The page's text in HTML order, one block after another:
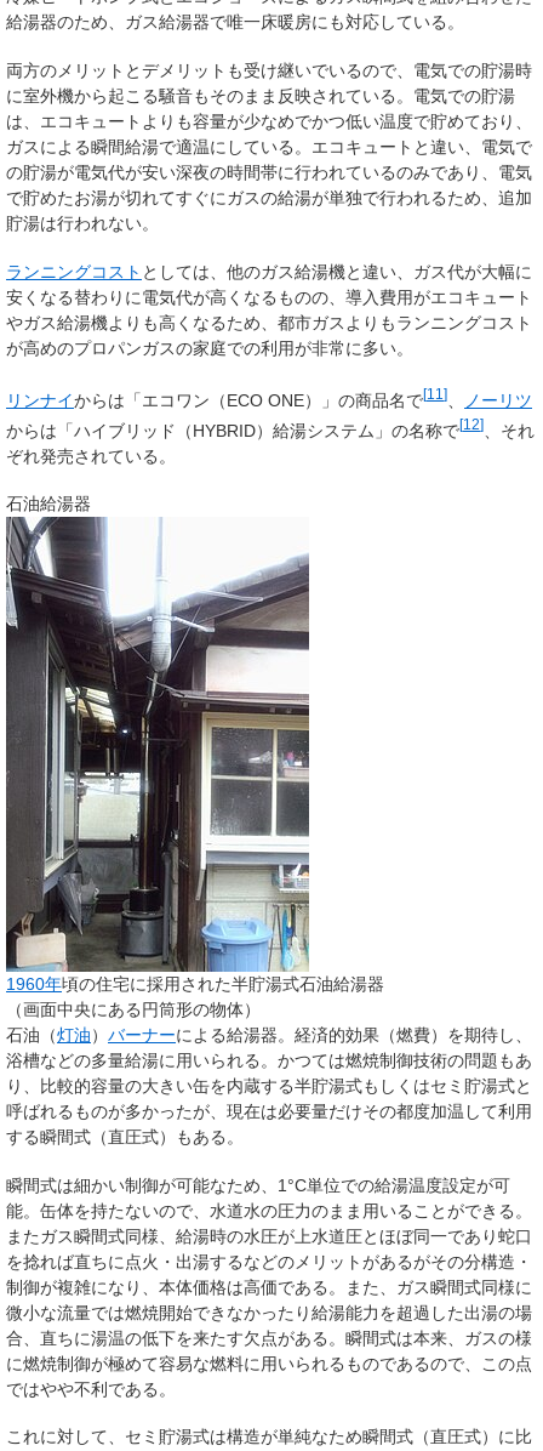
給湯器のため、ガス給湯器で唯一床暖房にも対応している。
両方のメリットとデメリットも受け継いでいるので、電気での貯湯時
に室外機から起こる騒音もそのまま反映されている。電気での貯湯
は、エコキュートよりも容量が少なめでかつ低い温度で貯めており、
ガスによる瞬間給湯で適温にしている。エコキュートと違い、電気で
の貯湯が電気代が安い深夜の時間帯に行われているのみであり、電気
で貯めたお湯が切れてすぐにガスの給湯が単独で行われるため、追加
貯湯は行われない。
ランニングコスト としては、他のガス給湯機と違い、ガス代が大幅に
安くなる替わりに電気代が高くなるものの、導入費用がエコキュート
やガス給湯機よりも高くなるため、都市ガスよりもランニングコスト
が高めのプロパンガスの家庭での利用が非常に多い。
リンナイからは「エコワン（ECO ONE）」の商品名で[11 ]
ノーリツ
からは「ハイブリッド（HYBRID）給湯システム」の名称で[12]
、それ
ぞれ発売されている。
石油給湯器
1960年頃の住宅に採用された半貯湯式石油給湯器
（画面中央にある円筒形の物体）
石油（灯油） バーナーによる給湯器。経済的効果（燃費）を期待し、
浴槽などの多量給湯に用いられる。かつては燃焼制御技術の問題もあ
り、比較的容量の大きい缶を内蔵する半貯湯式もしくはセミ貯湯式と
呼ばれるものが多かったが、現在は必要量だけその都度加温して利用
する瞬間式（直圧式）もある。
瞬間式は細かい制御が可能なため、1 °C単位での給湯温度設定が可
能。缶体を持たないので、水道水の圧力のまま用いることができる。
またガス瞬間式同様、給湯時の水圧が上水道圧とほぼ同一であり蛇口
を捻れば直ちに点火・出湯するなどのメリットがあるがその分構造・
制御が複雑になり、本体価格は高価である。また、ガス瞬間式同様に
微小な流量では燃焼開始できなかったり給湯能力を超過した出湯の場
合、直ちに湯温の低下を来たす欠点がある。瞬間式は本来、ガスの様
に燃焼制御が極めて容易な燃料に用いられるものであるので、この点
ではやや不利である。
これに対して、セミ貯湯式は構造が単純なため瞬間式（直圧式）に比